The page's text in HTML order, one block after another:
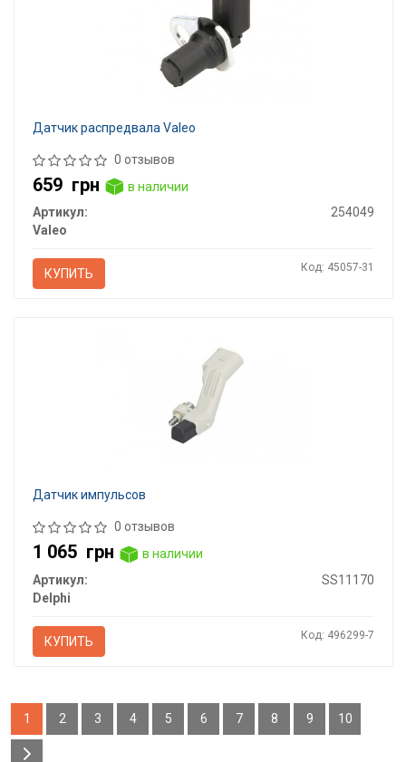
Датчик распредвала Valeo
0 отзывов
659 грн
в наличии
Артикул:
254049
Valeo
КУПИТЬ Код: 45057-31
Датчик импульсов
0 отзывов
1 065 грн
в наличии
Артикул:
SS11170
Delphi
КУПИТЬ Код: 496299-7
1 2 3 4 5 6 7 8 9 10